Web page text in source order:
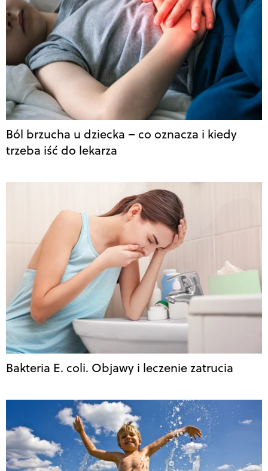
Ból brzucha u dziecka – co oznacza i kiedy
trzeba iść do lekarza
Bakteria E. coli. Objawy i leczenie zatrucia